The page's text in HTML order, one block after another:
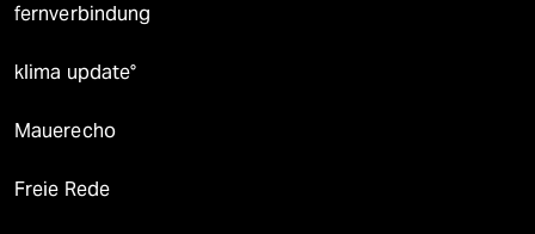
fernverbindung
klima update°
Mauerecho
Freie Rede